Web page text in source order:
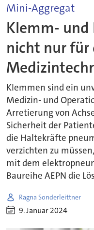
Mini-Aggregat
Klemm- und
nicht nur für
Klemmen sind ein
Medizin- und
Arretierung von
Sicherheit der
die Haltekräfte
verzichten zu
mit dem
Baureihe AEPN die
Ragna Sonderleittner
9. Januar 2024